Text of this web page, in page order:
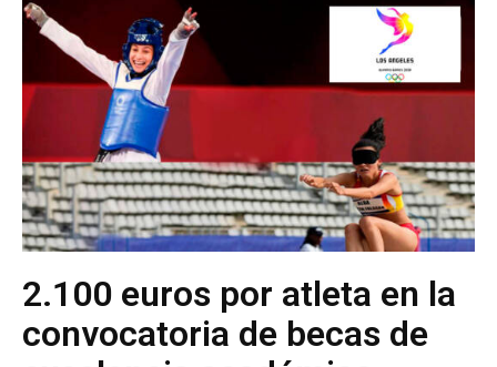
2.100 euros por atleta en la
convocatoria de becas de